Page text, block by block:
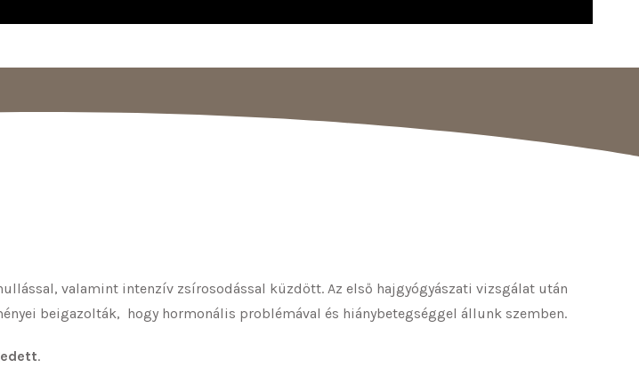
valamint intenzív zsírosodással küzdött. Az első hajgyógyászati vizsgálat után
beigazolták, hogy hormonális problémával és hiánybetegséggel állunk szemben.
.